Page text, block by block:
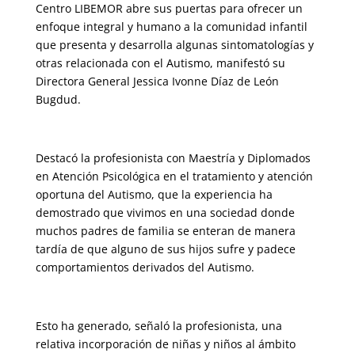
Centro LIBEMOR abre sus puertas para ofrecer un
enfoque integral y humano a la comunidad infantil
que presenta y desarrolla algunas sintomatologías y
otras relacionada con el Autismo, manifestó su
Directora General Jessica Ivonne Díaz de León
Bugdud.
Destacó la profesionista con Maestría y Diplomados
en Atención Psicológica en el tratamiento y atención
oportuna del Autismo, que la experiencia ha
demostrado que vivimos en una sociedad donde
muchos padres de familia se enteran de manera
tardía de que alguno de sus hijos sufre y padece
comportamientos derivados del Autismo.
Esto ha generado, señaló la profesionista, una
relativa incorporación de niñas y niños al ámbito